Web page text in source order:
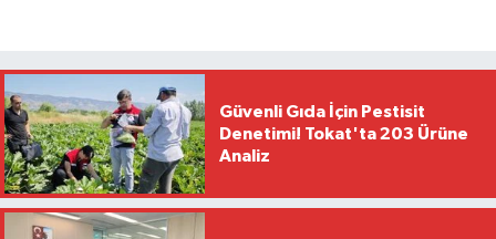
Güvenli Gıda İçin Pestisit
Denetimi! Tokat'ta 203 Ürüne
Analiz